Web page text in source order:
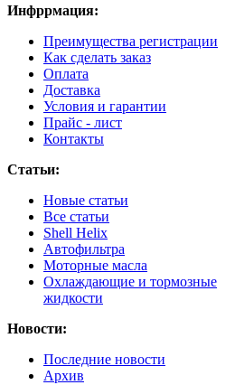
Инфррмация:
Преимущества регистрации
Как сделать заказ
Оплата
Доставка
Условия и гарантии
Прайс - лист
Контакты
Статьи:
Новые статьи
Все статьи
Shell Helix
Автофильтра
Моторные масла
Охлаждающие и тормозные
жидкости
Новости:
Последние новости
Архив